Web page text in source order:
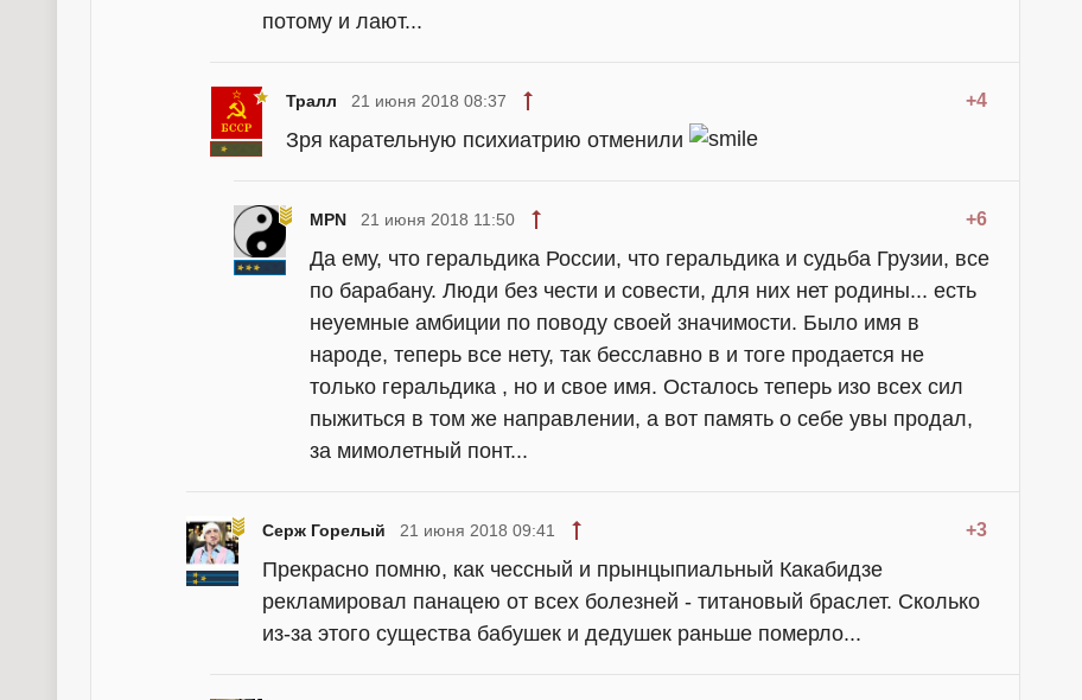
потому и лают...
Тралл +4
21 июня 2018 08:37
Зря карательную психиатрию отменили
MPN +6
21 июня 2018 11:50
Да ему, что геральдика России, что геральдика и судьба Грузии, все
по барабану. Люди без чести и совести, для них нет родины... есть
неуемные амбиции по поводу своей значимости. Было имя в
народе, теперь все нету, так бесславно в и тоге продается не
только геральдика , но и свое имя. Осталось теперь изо всех сил
пыжиться в том же направлении, а вот память о себе увы продал,
за мимолетный понт...
Серж Горелый +3
21 июня 2018 09:41
Прекрасно помню, как чессный и прынцыпиальный Какабидзе
рекламировал панацею от всех болезней - титановый браслет. Сколько
из-за этого существа бабушек и дедушек раньше померло...